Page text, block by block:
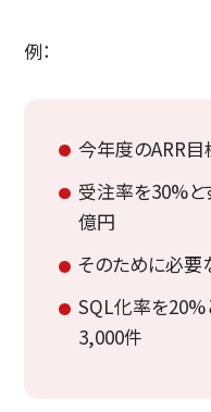
例：
今年度のARR目
受注率を30%と
億円
そのために必要
SQL化率を20%
3,000件